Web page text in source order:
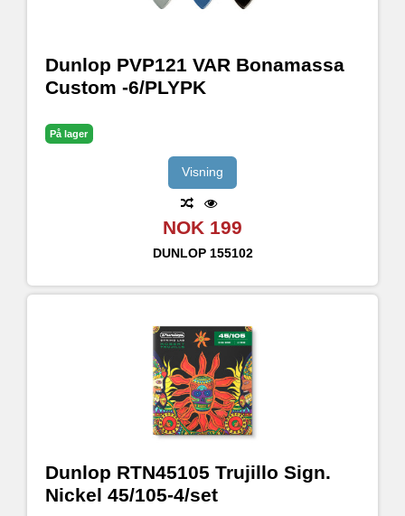
Dunlop PVP121 VAR Bonamassa
Custom -6/PLYPK
På lager
Visning
NOK 199
DUNLOP 155102
Dunlop RTN45105 Trujillo Sign.
Nickel 45/105-4/set